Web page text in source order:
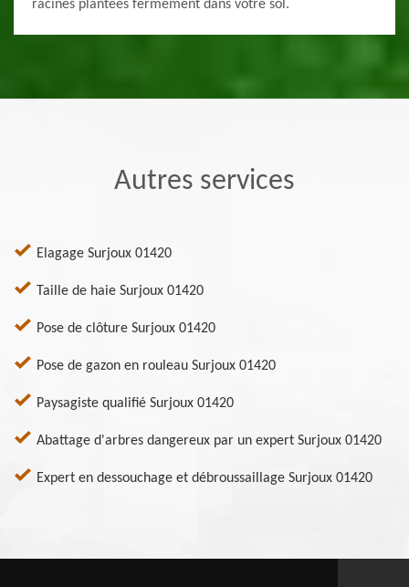
racines plantées fermement dans votre sol.
Autres services
Elagage Surjoux 01420
Taille de haie Surjoux 01420
Pose de clôture Surjoux 01420
Pose de gazon en rouleau Surjoux 01420
Paysagiste qualifié Surjoux 01420
Abattage d'arbres dangereux par un expert Surjoux 01420
Expert en dessouchage et débroussaillage Surjoux 01420